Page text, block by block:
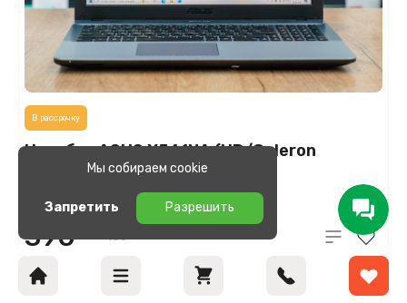
Ноутбук ASUS X541NA (HD/Celeron
N3350/4GB/HDD 1TB)
В наличии
В корзину
В рассрочку
390 450
Мы собираем cookie
Запретить Разрешить